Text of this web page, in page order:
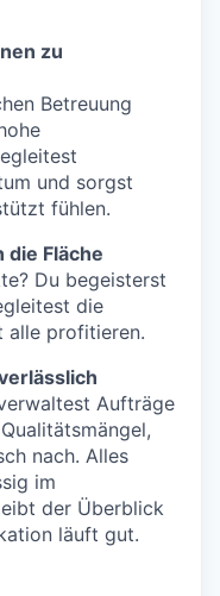
zu
Betreuung
und sorgst
fühlen.
die Fläche
Du begeisterst
die
alle profitieren.
Aufträge
nach. Alles
im
der Überblick
läuft gut.